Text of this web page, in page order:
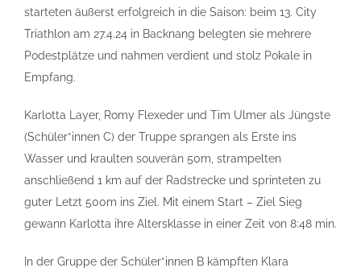
starteten äußerst erfolgreich in die Saison: beim 13. City
Triathlon am 27.4.24 in Backnang belegten sie mehrere
Podestplätze und nahmen verdient und stolz Pokale in
Empfang.
Karlotta Layer, Romy Flexeder und Tim Ulmer als Jüngste
(Schüler*innen C) der Truppe sprangen als Erste ins
Wasser und kraulten souverän 50m, strampelten
anschließend 1 km auf der Radstrecke und sprinteten zu
guter Letzt 500m ins Ziel. Mit einem Start – Ziel Sieg
gewann Karlotta ihre Altersklasse in einer Zeit von 8:48 min.
In der Gruppe der Schüler*innen B kämpften Klara